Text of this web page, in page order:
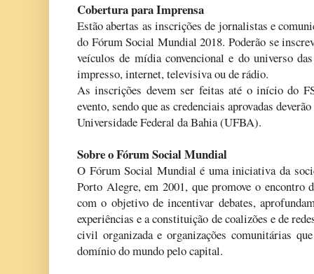
Cobertura para Imprensa
Estão abertas as inscrições de jornalistas e
do Fórum Social Mundial 2018. Poderão se
veículos de mídia convencional e do universo
impresso, internet, televisiva ou de rádio.
As inscrições devem ser feitas até o início do
evento, sendo que as credenciais aprovadas
Universidade Federal da Bahia (UFBA).
Sobre o Fórum Social Mundial
O Fórum Social Mundial é uma iniciativa da
Porto Alegre, em 2001, que promove o encontro
com o objetivo de incentivar debates,
experiências e a constituição de coalizões e de
civil organizada e organizações comunitárias
domínio do mundo pelo capital.